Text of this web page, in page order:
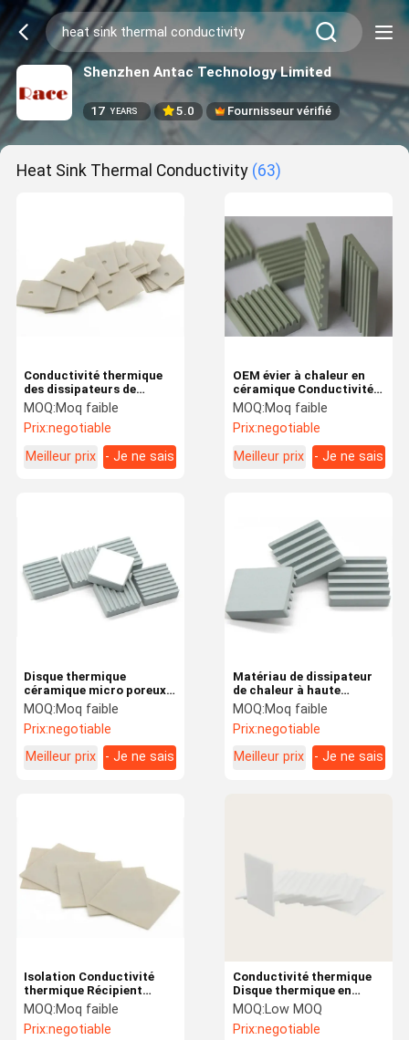
Shenzhen Antac Technology Limited
17 YEARS 5.0 Fournisseur vérifié
Heat Sink Thermal Conductivity (63)
Conductivité thermique
des dissipateurs de
chaleur en céramique
utilisés dans l'industrie
MOQ:Moq faible
Prix:negotiable
Meilleur prix
- Je ne sais
OEM évier à chaleur en
céramique Conductivité
thermique Poids léger
Haute résistance
MOQ:Moq faible
Prix:negotiable
Meilleur prix
- Je ne sais
Disque thermique
céramique micro poreux
de petite conductivité
thermique industriel
MOQ:Moq faible
Prix:negotiable
Meilleur prix
- Je ne sais
Matériau de dissipateur
de chaleur à haute
conductivité thermique
SiC / AL2O3 / SIO2
MOQ:Moq faible
Prix:negotiable
Meilleur prix
- Je ne sais
Isolation Conductivité
thermique Récipient
thermique Finition de
surface lisse en
céramique
MOQ:Moq faible
Prix:negotiable
Conductivité thermique
Disque thermique en
céramique pour
refroidissement
électronique
MOQ:Low MOQ
Prix:negotiable